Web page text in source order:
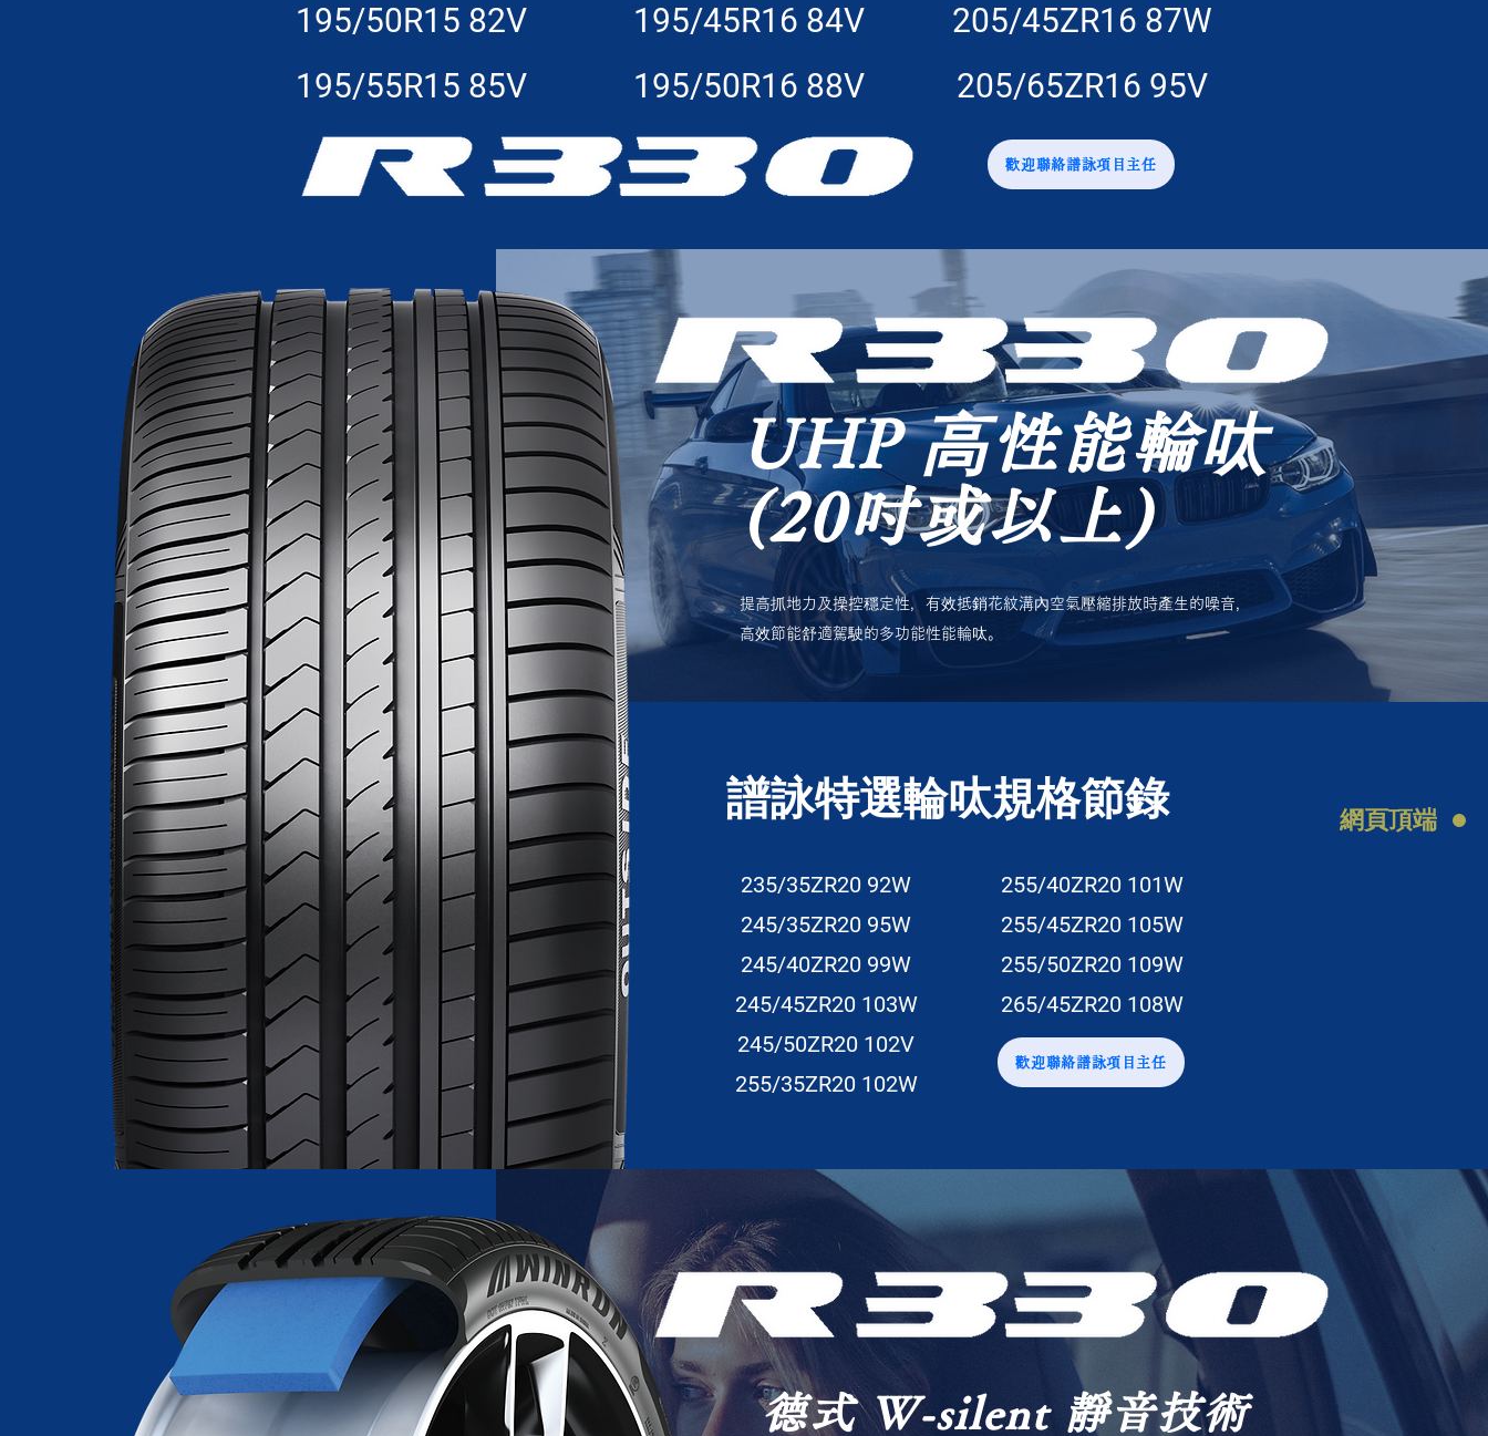
網頁頂端
195/50R15 82V
195/55R15 85V
205/45ZR16 87W
205/65ZR16 95V
195/45R16 84V
195/50R16 88V
歡迎聯絡譜詠項目主任
UHP ⾼性能輪呔
(20吋或以上)
提高抓地力及操控穩定性，有效抵銷花紋溝內空氣壓縮排放時產生的噪音，
高效節能舒適駕駛的多功能性能輪呔。
235/35ZR20 92W
245/35ZR20 95W
245/40ZR20 99W
245/45ZR20 103W
245/50ZR20 102V
255/35ZR20 102W
譜詠特選輪呔規格節錄
歡迎聯絡譜詠項目主任
255/40ZR20 101W
255/45ZR20 105W
255/50ZR20 109W
265/45ZR20 108W
德式 W-silent 靜音技術